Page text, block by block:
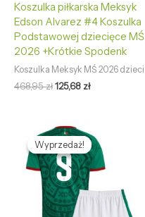
Koszulka piłkarska Meksyk
Edson Alvarez #4 Koszulka
Podstawowej dziecięce MŚ
2026 +Krótkie Spodenk
Koszulka Meksyk MŚ 2026 dzieci
468,95zł125,68 zł
Wyprzedaż!
Wyprzedaż!
Pierwotna
cena
wynosiła:
468,95 zł.
cena
wynosi:
125,68 zł.